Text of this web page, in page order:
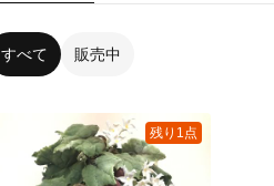
すべて 販売中
残り1点